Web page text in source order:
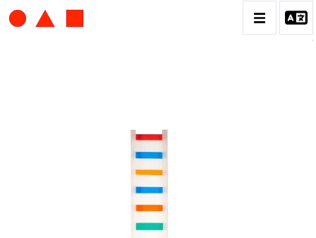
ALBERT CHUBAC
BIOGRAPHIE
CATALOGUE DES OEUVRES
CONTACT